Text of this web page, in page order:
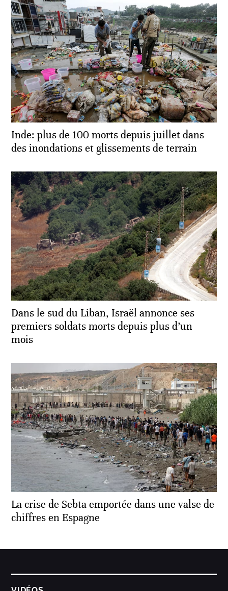
Inde: plus de 100 morts depuis juillet dans
des inondations et glissements de terrain
Dans le sud du Liban, Israël annonce ses
premiers soldats morts depuis plus d’un
mois
La crise de Sebta emportée dans une valse de
chiffres en Espagne